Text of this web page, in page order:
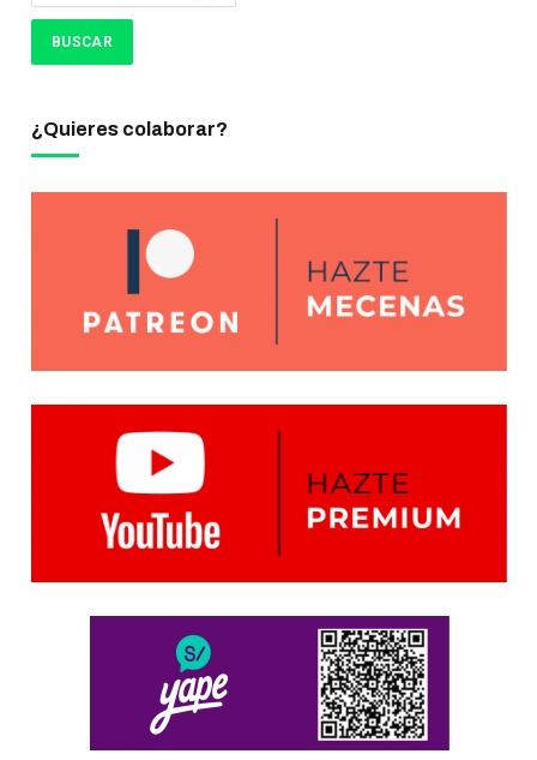
¿Quieres colaborar?